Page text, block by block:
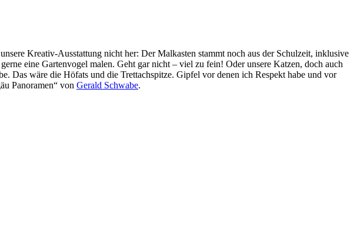
Kreativ-Ausstattung nicht her: Der Malkasten stammt noch aus der Schulzeit, inklusive
eine Gartenvogel malen. Geht gar nicht – viel zu fein! Oder unsere Katzen, doch auch
Das wäre die Höfats und die Trettachspitze. Gipfel vor denen ich Respekt habe und vor
Panoramen“ von Gerald Schwabe.